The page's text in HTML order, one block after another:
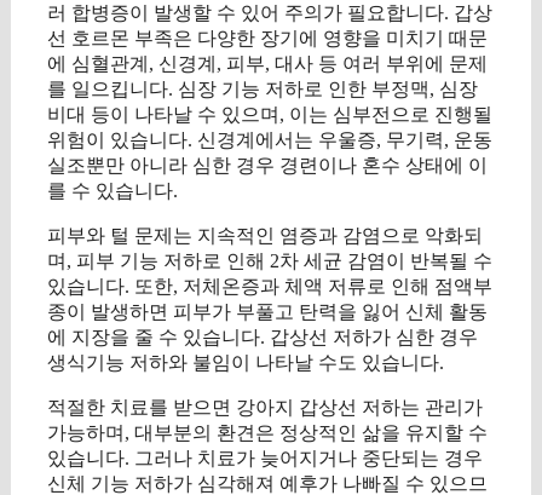
러 합병증이 발생할 수 있어 주의가 필요합니다. 갑상
선 호르몬 부족은 다양한 장기에 영향을 미치기 때문
에 심혈관계, 신경계, 피부, 대사 등 여러 부위에 문제
를 일으킵니다. 심장 기능 저하로 인한 부정맥, 심장
비대 등이 나타날 수 있으며, 이는 심부전으로 진행될
위험이 있습니다. 신경계에서는 우울증, 무기력, 운동
실조뿐만 아니라 심한 경우 경련이나 혼수 상태에 이
를 수 있습니다.
피부와 털 문제는 지속적인 염증과 감염으로 악화되
며, 피부 기능 저하로 인해 2차 세균 감염이 반복될 수
있습니다. 또한, 저체온증과 체액 저류로 인해 점액부
종이 발생하면 피부가 부풀고 탄력을 잃어 신체 활동
에 지장을 줄 수 있습니다. 갑상선 저하가 심한 경우
생식기능 저하와 불임이 나타날 수도 있습니다.
적절한 치료를 받으면 강아지 갑상선 저하는 관리가
가능하며, 대부분의 환견은 정상적인 삶을 유지할 수
있습니다. 그러나 치료가 늦어지거나 중단되는 경우
신체 기능 저하가 심각해져 예후가 나빠질 수 있으므